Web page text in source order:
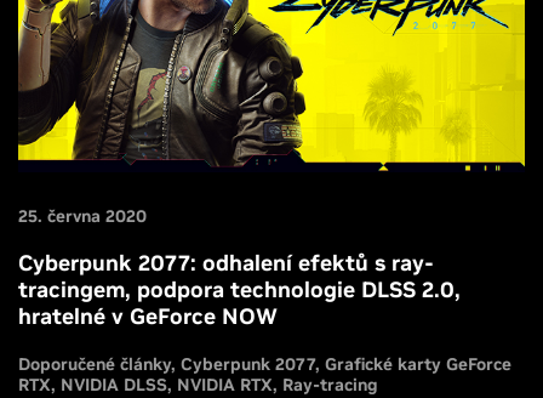
25. června 2020
Cyberpunk 2077: odhalení efektů s ray-
tracingem, podpora technologie DLSS 2.0,
hratelné v GeForce NOW
Doporučené články Cyberpunk 2077 Grafické karty GeForce
RTX NVIDIA DLSS NVIDIA RTX Ray-tracing